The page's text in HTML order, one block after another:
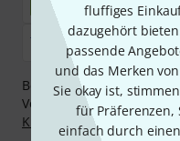
fluffiges
dazugehört
passende
und das Merken
Sie okay ist,
für Präferenzen,
einfach durch
Bezahlen Sie vertraulich
Vorkasse, PayPal, Amazon
Klarna Ratenzahlung